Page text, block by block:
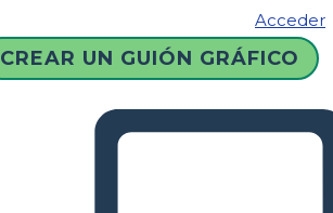
Acceder
CREAR UN GUIÓN GRÁFICO